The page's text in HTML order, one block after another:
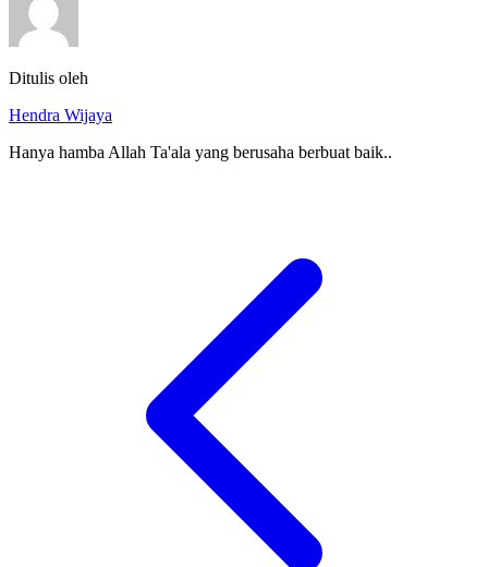
Ditulis oleh
Hendra Wijaya
Hanya hamba Allah Ta'ala yang berusaha berbuat baik..